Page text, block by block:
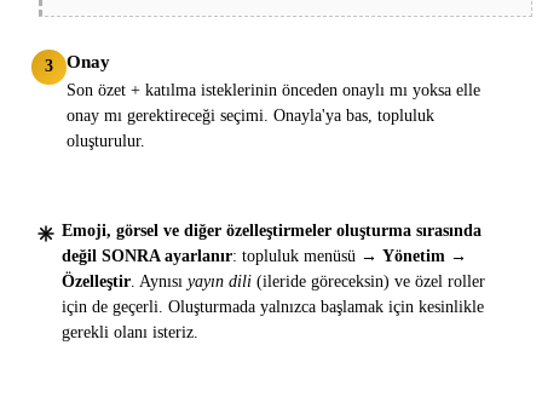
3 Onay
Son özet + katılma isteklerinin önceden onaylı mı yoksa elle
onay mı gerektireceği seçimi. Onayla'ya bas, topluluk
oluşturulur.
Emoji, görsel ve diğer özelleştirmeler oluşturma sırasında
değil SONRA ayarlanır: topluluk menüsü →Yönetim →
Özelleştir. Aynısıyayın dili (ileride göreceksin) ve özel roller
için de geçerli. Oluşturmada yalnızca başlamak için kesinlikle
gerekli olanı isteriz.